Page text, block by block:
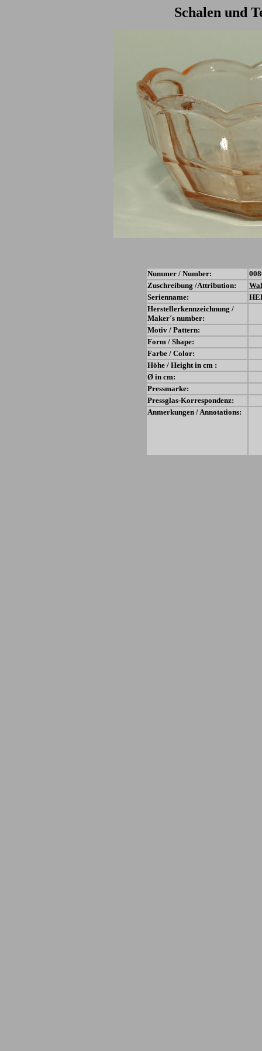
Schalen und
Nummer / Number:
Zuschreibung /Attribution:
Serienname:
Herstellerkennzeichnung /
Maker´s number:
Motiv / Pattern:
Form / Shape:
Farbe / Color:
Höhe / Height in cm :
Ø in cm:
Pressmarke:
Pressglas-Korrespondenz:
Anmerkungen / Annotations: